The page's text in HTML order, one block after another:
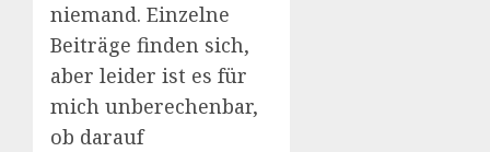
niemand. Einzelne
Beiträge finden sich,
aber leider ist es für
mich unberechenbar,
ob darauf